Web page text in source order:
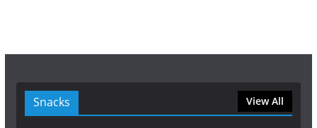
Snacks View All